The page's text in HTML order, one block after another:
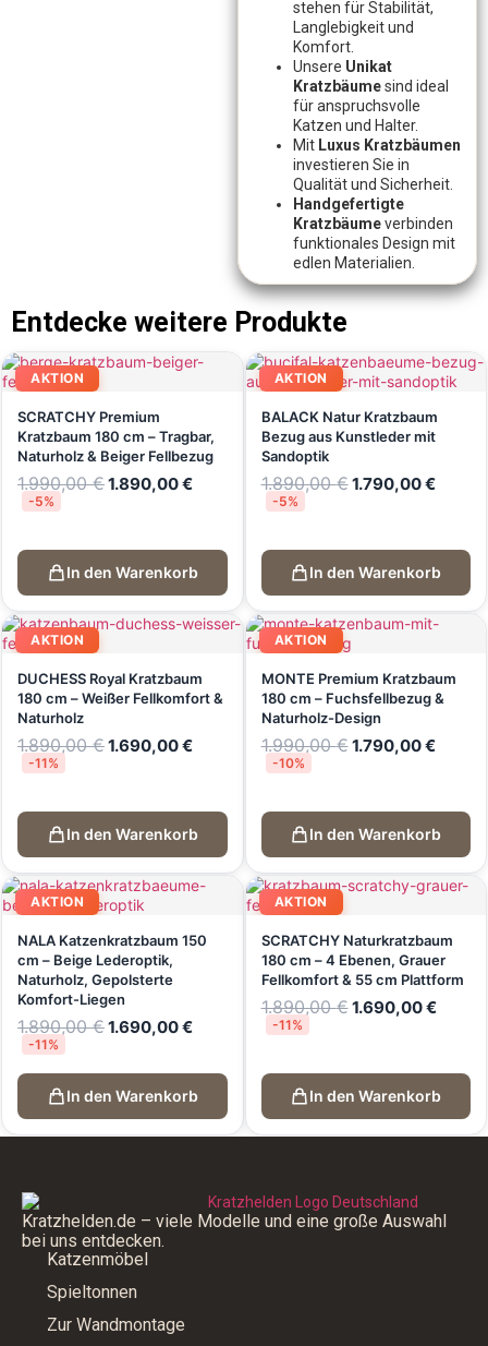
stehen für Stabilität,
Langlebigkeit und
Komfort.
Unsere Unikat
Kratzbäumesind ideal
für anspruchsvolle
Katzen und Halter.
Mit Luxus Kratzbäumen
investieren Sie in
Qualität und Sicherheit.
Handgefertigte
Kratzbäumeverbinden
funktionales Design mit
edlen Materialien.
Entdecke weitere Produkte
AKTION
SCRATCHY Premium
Kratzbaum 180 cm – Tragbar,
Naturholz & Beiger Fellbezug
1.990,00€1.890,00€
-5%
In den Warenkorb
AKTION
BALACK Natur Kratzbaum
Bezug aus Kunstleder mit
Sandoptik
1.890,00€1.790,00€
-5%
In den Warenkorb
AKTION
DUCHESS Royal Kratzbaum
180 cm – Weißer Fellkomfort &
Naturholz
1.890,00€1.690,00€
-11%
In den Warenkorb
AKTION
MONTE Premium Kratzbaum
180 cm – Fuchsfellbezug &
Naturholz-Design
1.990,00€1.790,00€
-10%
In den Warenkorb
AKTION
NALA Katzenkratzbaum 150
cm – Beige Lederoptik,
Naturholz, Gepolsterte
Komfort-Liegen
1.890,00€1.690,00€
-11%
In den Warenkorb
AKTION
SCRATCHY Naturkratzbaum
180 cm – 4 Ebenen, Grauer
Fellkomfort & 55 cm Plattform
1.890,00€1.690,00€
-11%
In den Warenkorb
Kratzhelden.de – viele Modelle und eine große Auswahl
bei uns entdecken.
Katzenmöbel
Spieltonnen
Zur Wandmontage